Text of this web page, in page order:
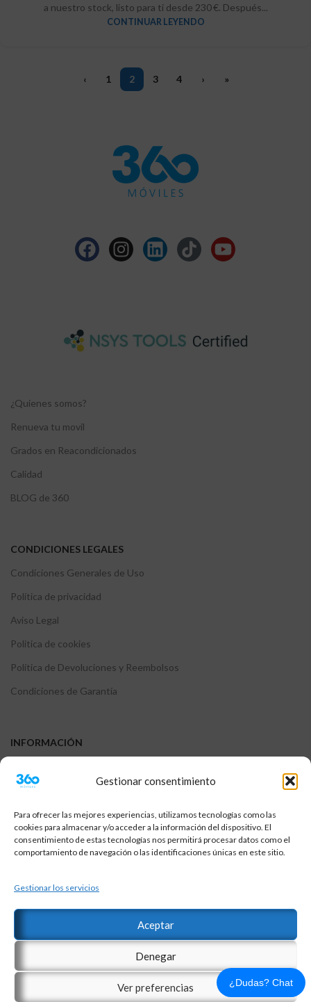
Gestionar consentimiento
Para ofrecer las mejores experiencias, utilizamos tecnologías como las
cookies para almacenar y/o acceder a la información del dispositivo. El
consentimiento de estas tecnologías nos permitirá procesar datos como el
comportamiento de navegación o las identificaciones únicas en este sitio.
Gestionar los servicios
Aceptar
Denegar
Ver preferencias
a nuestro stock, listo para ti desde 230 €. Después...
CONTINUAR LEYENDO
‹ 1 2 3 4 › »
¿Quienes somos?
Renueva tu movil
Grados en Reacondicionados
Calidad
BLOG de 360
¿Dudas? Chat
CONDICIONES LEGALES
Condiciones Generales de Uso
Política de privacidad
Aviso Legal
Politica de cookies
Política de Devoluciones y Reembolsos
Condiciones de Garantía
INFORMACIÓN
Contáctanos
Garantia
Devoluciones y Reembolsos
Sobre el envio
Terminos y condiciones
© Copyright 2018-2026 | 360Moviles® es una marca registrada |
Reservados todos los derechos |